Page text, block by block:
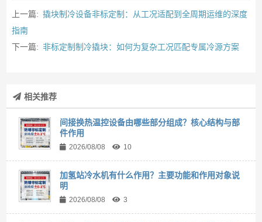
上一篇: 撬块制冷设备非标定制：从工况适配到全周期运维的深度
指南
下一篇: 非标定制制冷撬块：如何为复杂工况匹配专属冷源方案
相关推荐
间接换热温控设备由哪些部分组成？核心结构与部
件作用
2026/08/08 10
加氢站冷水机有什么作用？主要功能和作用对象说
明
2026/08/08 3